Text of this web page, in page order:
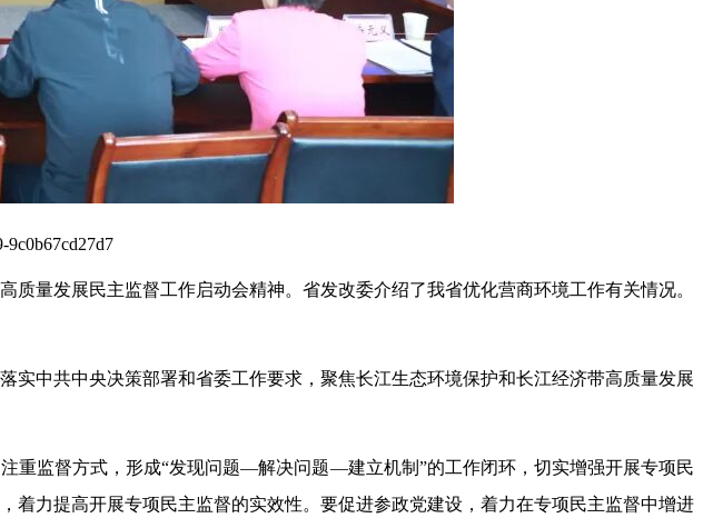
量发展民主监督工作启动会精神。省发改委介绍了我省优化营商环境工作有关情况。
中共中央决策部署和省委工作要求，聚焦长江生态环境保护和长江经济带高质量发展
重监督方式，形成“发现问题—解决问题—建立机制”的工作闭环，切实增强开展专项民
力提高开展专项民主监督的实效性。要促进参政党建设，着力在专项民主监督中增进